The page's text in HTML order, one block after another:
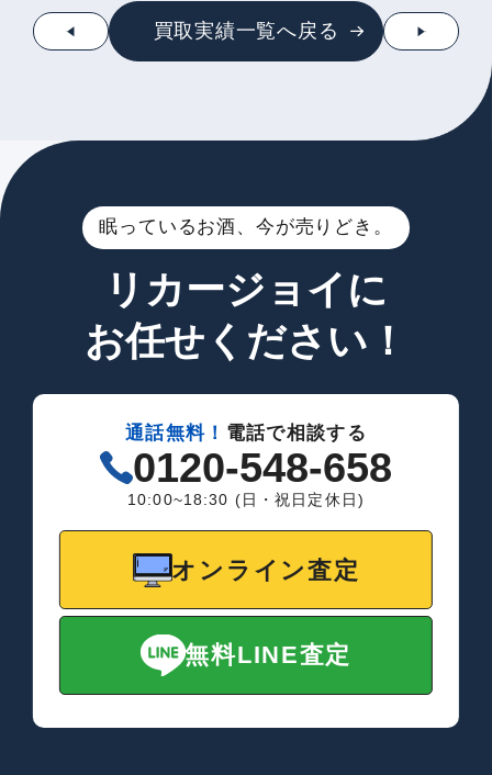
買取実績一覧へ戻る
眠っているお酒、今が売りどき。
リカージョイに
お任せください！
通話無料！ 電話で相談する
0120-548-658
10:00~18:30 (日・祝日定休日)
オンライン査定
無料LINE査定